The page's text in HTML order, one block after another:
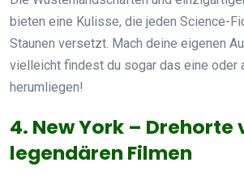
bieten eine Kulisse, die jeden Science-
Staunen versetzt. Mach deine eigenen
vielleicht findest du sogar das eine oder
herumliegen!
4. New York – Drehorte
legendären Filmen